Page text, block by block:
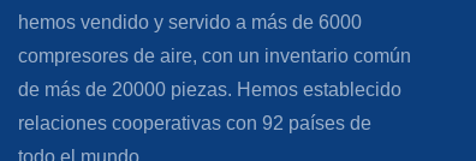
hemos vendido y servido a más de 6000
compresores de aire, con un inventario común
de más de 20000 piezas. Hemos establecido
relaciones cooperativas con 92 países de
todo el mundo.